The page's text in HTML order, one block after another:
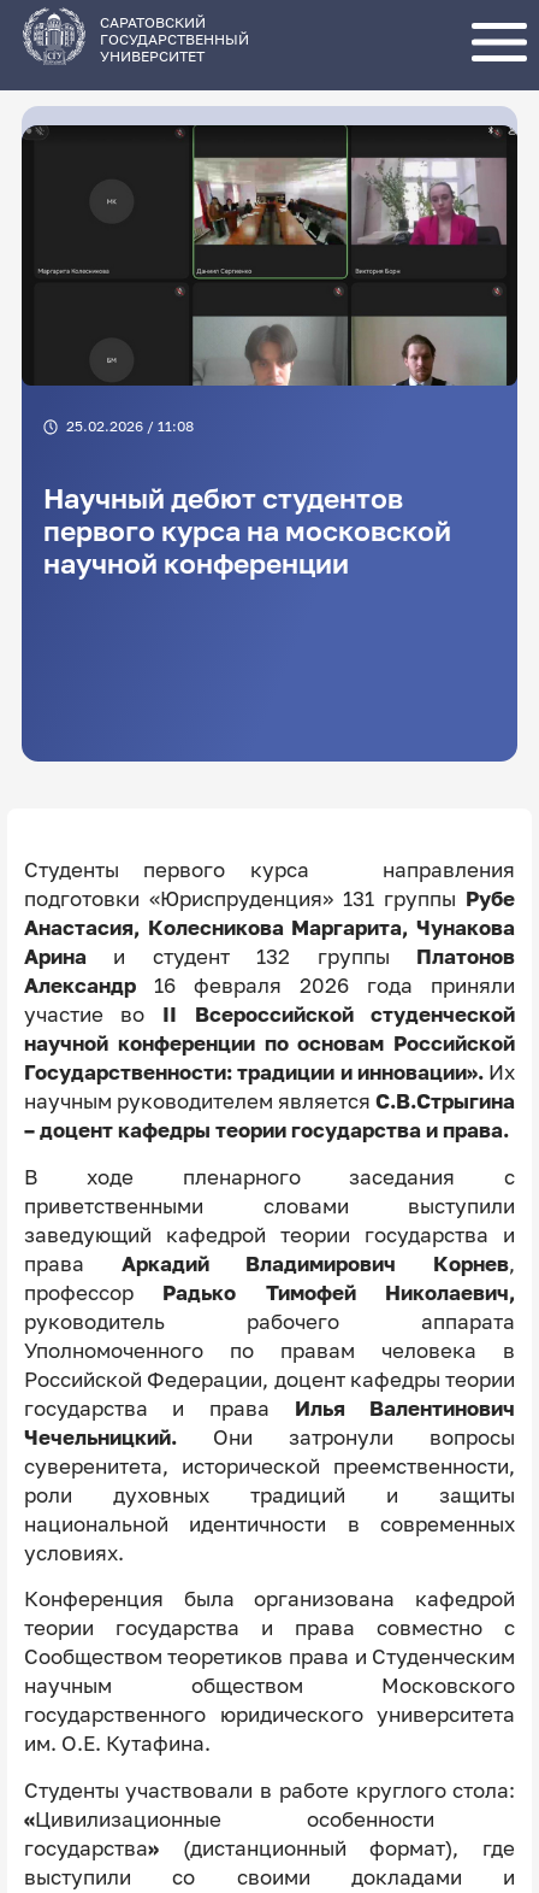
основному
содержанию
САРАТОВСКИЙ
ГОСУДАРСТВЕННЫЙ
УНИВЕРСИТЕТ
25.02.2026 / 11:08
Научный дебют студентов
первого курса на московской
научной конференции
Студенты первого курса направления
подготовки «Юриспруденция» 131 группы Рубе
Анастасия, Колесникова Маргарита, Чунакова
Арина и студент 132 группы Платонов
Александр 16 февраля 2026 года приняли
участие во II Всероссийской студенческой
научной конференции по основам Российской
Государственности: традиции и инновации».Их
научным руководителем являетсяС.В.Стрыгина
– доцент кафедры теории государства и права.
В ходе пленарного заседания с
приветственными словами выступили
заведующий кафедрой теории государства и
права Аркадий Владимирович Корнев,
профессор Радько Тимофей Николаевич,
руководитель рабочего аппарата
Уполномоченного по правам человека в
Российской Федерации, доцент кафедры теории
государства и права Илья Валентинович
Чечельницкий.Они затронули вопросы
суверенитета, исторической преемственности,
роли духовных традиций и защиты
национальной идентичности в современных
условиях.
Конференция была организована кафедрой
теории государства и права
совместно с
Сообществом теоретиков права и Студенческим
научным обществом Московского
государственного юридического университета
им. О.Е. Кутафина.
Студенты участвовали в работе круглого стола:
«Цивилизационные особенности
государства» (дистанционный формат), где
выступили со своими докладами и